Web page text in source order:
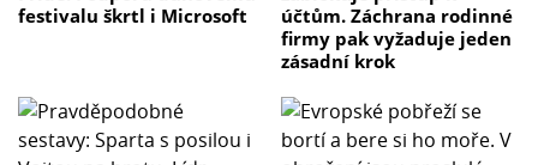
festivalu škrtl i Microsoft
účtům. Záchrana rodinné
firmy pak vyžaduje jeden
zásadní krok